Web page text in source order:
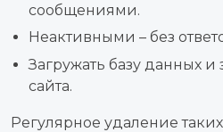
сообщениями.
Неактивными – без
Загружать базу данных и
сайта.
Регулярное удаление